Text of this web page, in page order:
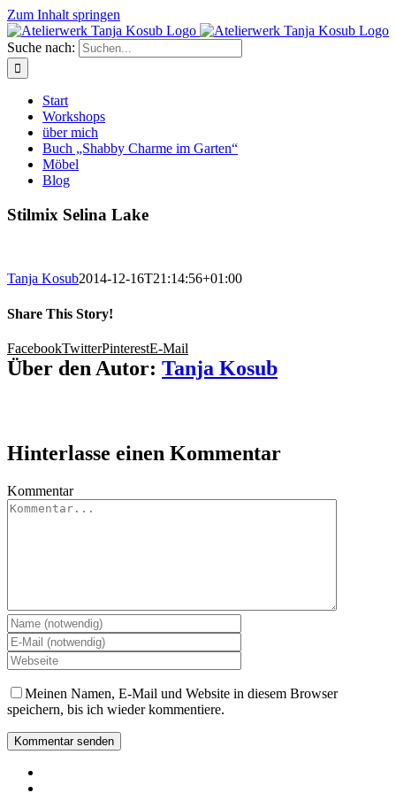
Zum Inhalt springen
Suche nach:
Start
Workshops
über mich
Buch „Shabby Charme im Garten“
Möbel
Blog
Stilmix Selina Lake
Tanja Kosub2014-12-16T21:14:56+01:00
Share This Story!
FacebookTwitterPinterestE-Mail
Über den Autor: Tanja Kosub
Hinterlasse einen Kommentar
Kommentar
Meinen Namen, E-Mail und Website in diesem Browser
speichern, bis ich wieder kommentiere.